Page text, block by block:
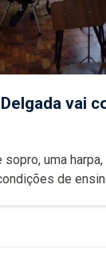
vai
tímpanos e